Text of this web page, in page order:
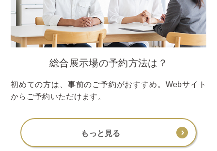
総合展示場の予約方法は？
初めての方は、事前のご予約がおすすめ。Webサイト
からご予約いただけます。
もっと見る